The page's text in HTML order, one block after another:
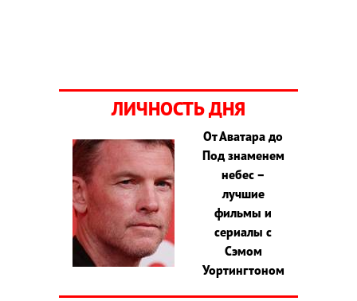
ЛИЧНОСТЬ ДНЯ
От Аватара до
Под знаменем
небес –
лучшие
фильмы и
сериалы с
Сэмом
Уортингтоном